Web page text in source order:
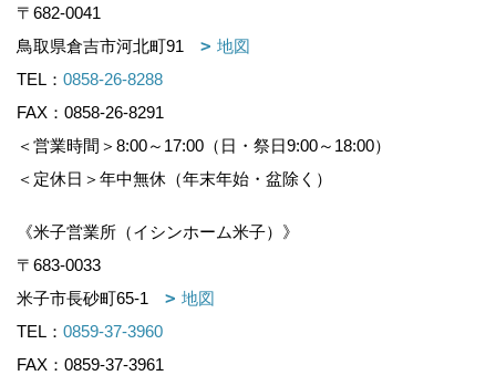
〒682-0041
鳥取県倉吉市河北町91
地図
TEL： 0858-26-8288
FAX：0858-26-8291
＜営業時間＞8:00～17:00（日・祭日9:00～18:00）
＜定休日＞年中無休（年末年始・盆除く）
《米子営業所（イシンホーム米子）》
〒683-0033
米子市長砂町65-1
地図
TEL： 0859-37-3960
FAX：0859-37-3961